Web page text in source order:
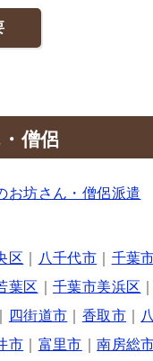
僧侶
お坊さん・僧侶派遣
区 八千代市 千葉
葉区 ｜千葉市美浜区
四街道市 香取市
市 富里市 ｜南房総